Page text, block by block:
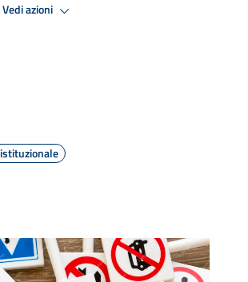
Vedi azioni